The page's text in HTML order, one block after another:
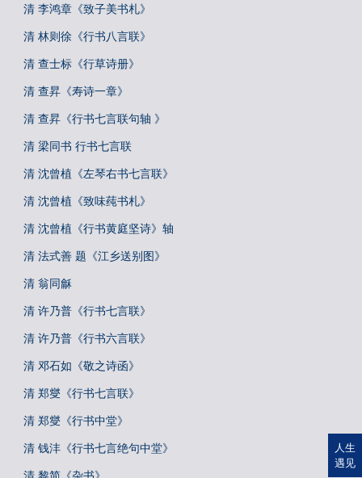
清 李鸿章《致子美书札》
清 林则徐《行书八言联》
清 查士标《行草诗册》
清 查昇《寿诗一章》
清 查昇《行书七言联句轴 》
清 梁同书 行书七言联
清 沈曾植《左琴右书七言联》
清 沈曾植《致味莼书札》
清 沈曾植《行书黄庭坚诗》轴
清 法式善 题《江乡送别图》
清 翁同龢
清 许乃普《行书七言联》
清 许乃普《行书六言联》
清 邓石如《敬之诗函》
清 郑燮《行书七言联》
清 郑燮《行书中堂》
清 钱沣《行书七言绝句中堂》
人生
遇见